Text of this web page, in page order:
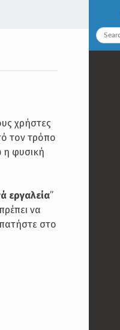
χρήστες
τον τρόπο
η φυσική
εργαλεία”
να
στο